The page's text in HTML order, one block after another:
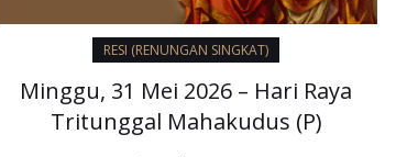
RESI (RENUNGAN SINGKAT)
Minggu, 31 Mei 2026 – Hari Raya
Tritunggal Mahakudus (P)